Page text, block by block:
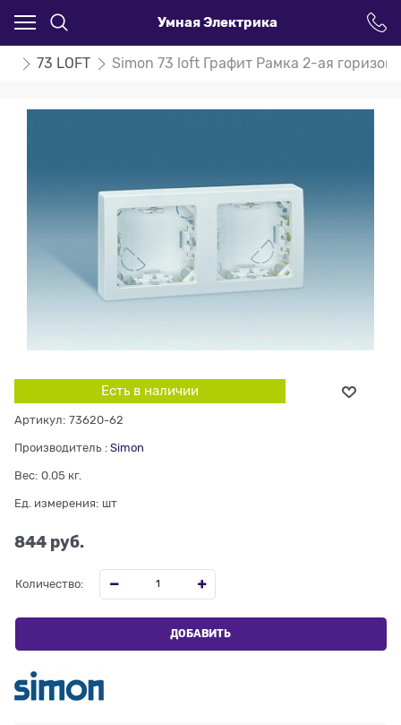
Умная Электрика
73 LOFT Simon 73 loft Графит Рамка 2-ая
Есть в наличии
Артикул: 73620-62
Производитель : Simon
Вес: 0.05 кг.
Ед. измерения: шт
844 руб.
Количество:
ДОБАВИТЬ